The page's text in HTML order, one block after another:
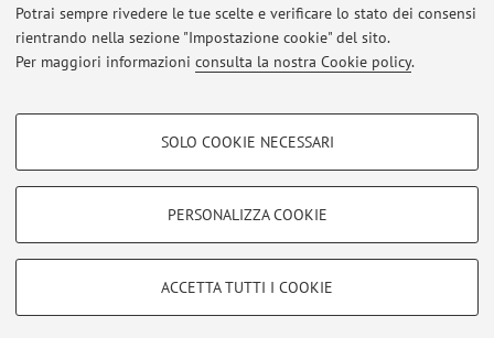
Potrai sempre rivedere le tue scelte e verificare lo stato dei consensi
rientrando nella sezione "Impostazione cookie" del sito.
Per maggiori informazioni consulta la nostra Cookie policy.
COOKIE DI PROFILAZIONE - FACOLTATIVI
COOKIE TECNICI - NECESSARI
Si tratta di cookie tecnici utilizzati, a titolo esemplificativo, per il corretto
SOLO COOKIE NECESSARI
PERSONALIZZA COOKIE
ACCETTA TUTTI I COOKIE
Al momento non sono presenti avvisi.
Area riservata
Accedi tramiteloginper gestire tutti i contenuti del sito.
Zamboni, 33 - 40126 Bologna - Partita IVA: 01131710376